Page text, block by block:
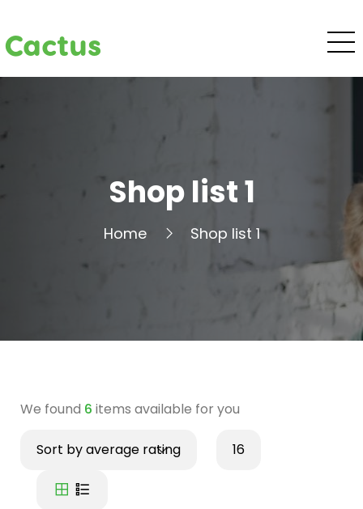
Cactus
Shop list 1
Home Shop list 1
We found 6 items available for you
Sort by average rating 16